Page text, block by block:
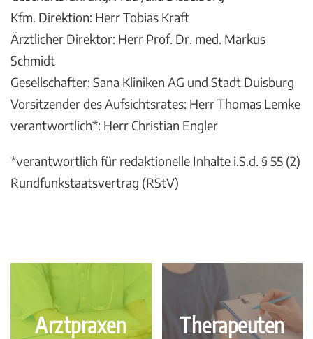
Kfm. Direktion: Herr Tobias Kraft
Ärztlicher Direktor: Herr Prof. Dr. med. Markus
Schmidt
Gesellschafter: Sana Kliniken AG und Stadt Duisburg
Vorsitzender des Aufsichtsrates: Herr Thomas Lemke
verantwortlich*: Herr Christian Engler
*verantwortlich für redaktionelle Inhalte i.S.d. § 55 (2)
Rundfunkstaatsvertrag (RStV)
Arztpraxen Therapeuten